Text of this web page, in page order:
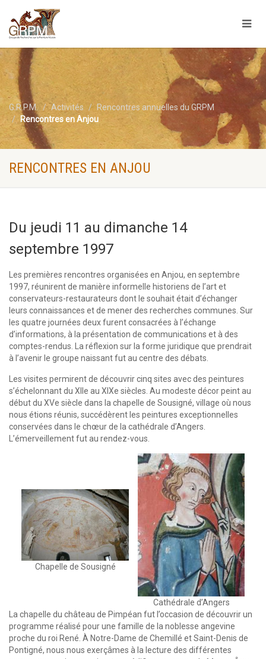
G.R.P.M. Activités
Rencontres annuelles du GRPM
Rencontres en Anjou
RENCONTRES EN ANJOU
Du jeudi 11 au dimanche 14
septembre 1997
Les premières rencontres organisées en Anjou, en septembre
1997, réunirent de manière informelle historiens de l’art et
conservateurs-restaurateurs dont le souhait était d’échanger
leurs connaissances et de mener des recherches communes. Sur
les quatre journées deux furent consacrées à l’échange
d’informations, à la présentation de communications et à des
comptes-rendus. La réflexion sur la forme juridique que prendrait
à l’avenir le groupe naissant fut au centre des débats.
Les visites permirent de découvrir cinq sites avec des peintures
s’échelonnant du XIIe au XIXe siècles. Au modeste décor peint au
début du XVe siècle dans la chapelle de Sousigné, village où nous
nous étions réunis, succédèrent les peintures exceptionnelles
conservées dans le chœur de la cathédrale d’Angers.
L’émerveillement fut au rendez-vous.
Chapelle de Sousigné
Cathédrale d’Angers
La chapelle du château de Pimpéan fut l’occasion de découvrir un
programme réalisé pour une famille de la noblesse angevine
proche du roi René. À Notre-Dame de Chemillé et Saint-Denis de
Pontigné, nous nous exerçâmes à la lecture des différentes